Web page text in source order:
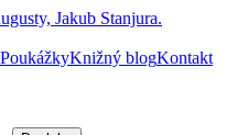
PoukážkyKnižný blogKontakt